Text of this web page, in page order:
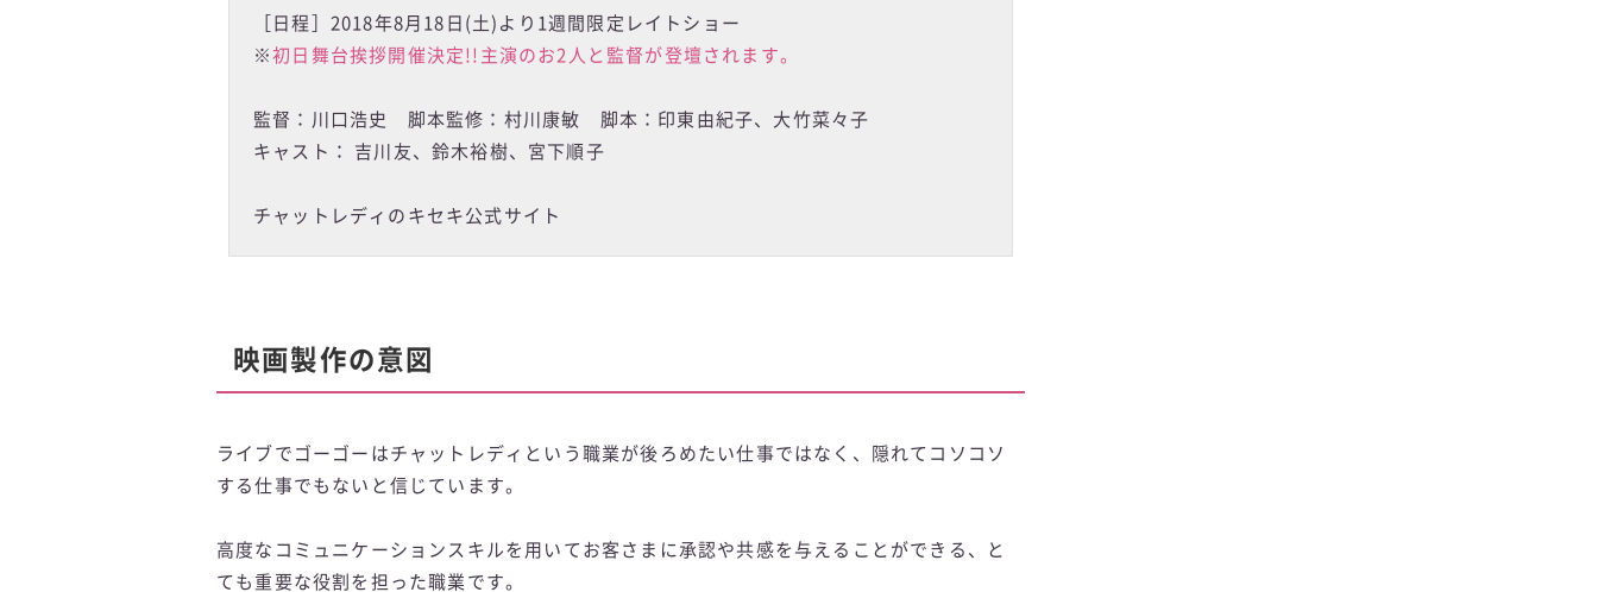
［日程］2018年8月18日(土)より1週間限定レイトショー
※初日舞台挨拶開催決定!!主演のお2人と監督が登壇されます。
監督：川口浩史 脚本監修：村川康敏 脚本：印東由紀子、大竹菜々子
キャスト： 吉川友、鈴木裕樹、宮下順子
チャットレディのキセキ公式サイト
映画製作の意図
ライブでゴーゴーはチャットレディという職業が後ろめたい仕事ではなく、隠れてコソコソ
する仕事でもないと信じています。
高度なコミュニケーションスキルを用いてお客さまに承認や共感を与えることができる、と
ても重要な役割を担った職業です。